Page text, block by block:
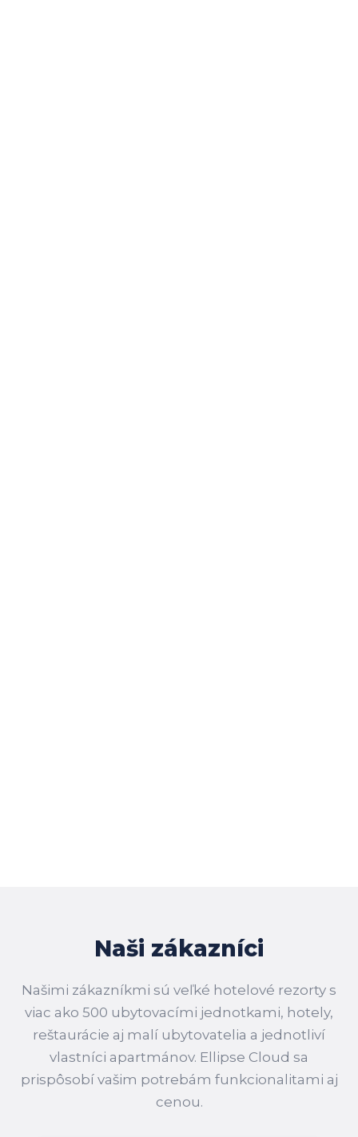
Naši zákazníci
Našimi zákazníkmi sú veľké hotelové rezorty s
viac ako 500 ubytovacími jednotkami, hotely,
reštaurácie aj malí ubytovatelia a jednotliví
vlastníci apartmánov. Ellipse Cloud sa
prispôsobí vašim potrebám funkcionalitami aj
cenou.